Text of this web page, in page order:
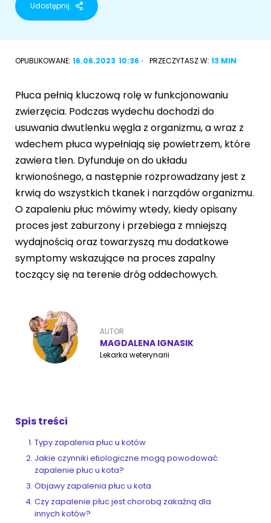
RASY PSÓW
Sznaucer miniaturowy
Golden retriever
Buldog francuski
Owczarek niemiecki
Wyszukiwarka ras psów
Kot perski
Kot rosyjski niebieski
Udostępnij
OPUBLIKOWANE: 16.06.2023 10:36 PRZECZYTASZ W: 13 MIN
Płuca pełnią kluczową rolę w funkcjonowaniu
zwierzęcia. Podczas wydechu dochodzi do
usuwania dwutlenku węgla z organizmu, a wraz z
wdechem płuca wypełniają się powietrzem, które
zawiera tlen. Dyfunduje on do układu
krwionośnego, a następnie rozprowadzany jest z
krwią do wszystkich tkanek i narządów organizmu.
O zapaleniu płuc mówimy wtedy, kiedy opisany
proces jest zaburzony i przebiega z mniejszą
wydajnością oraz towarzyszą mu dodatkowe
symptomy wskazujące na proces zapalny
toczący się na terenie dróg oddechowych.
AUTOR
MAGDALENA IGNASIK
Lekarka weterynarii
Spis treści
Typy zapalenia płuc u kotów
Jakie czynniki etiologiczne mogą powodować
zapalenie płuc u kota?
Objawy zapalenia płuc u kota
Czy zapalenie płuc jest chorobą zakaźną dla
innych kotów?